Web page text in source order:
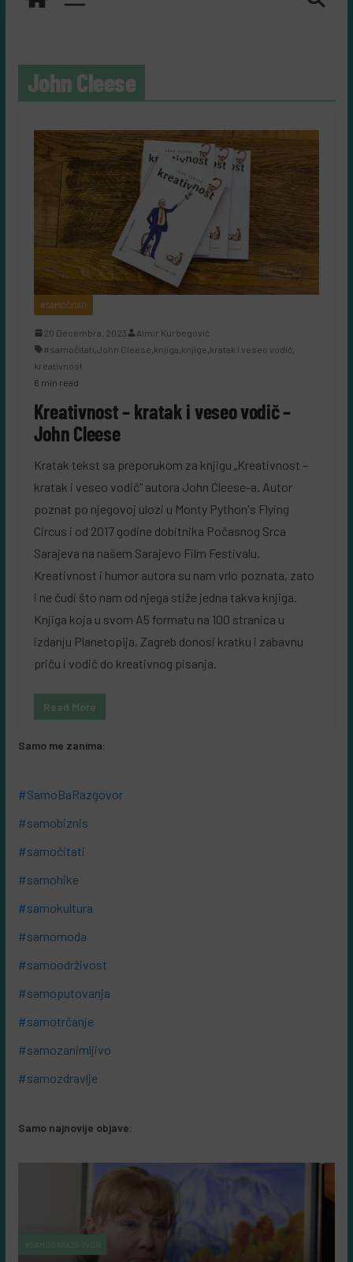
John Cleese
#SAMOČITATI
20 Decembra, 2023
Almir Kurbegović
#samočitati John Cleese knjiga knjige kratak i veseo vodič
kreativnost
6 min read
Kreativnost – kratak i veseo vodič –
John Cleese
Kratak tekst sa preporukom za knjigu „Kreativnost –
kratak i veseo vodič“ autora John Cleese-a. Autor
poznat po njegovoj ulozi u Monty Python's Flying
Circus i od 2017 godine dobitnika Počasnog Srca
Sarajeva na našem Sarajevo Film Festivalu.
Kreativnost i humor autora su nam vrlo poznata, zato
i ne čudi što nam od njega stiže jedna takva knjiga.
Knjiga koja u svom A5 formatu na 100 stranica u
izdanju Planetopija, Zagreb donosi kratku i zabavnu
priču i vodič do kreativnog pisanja.
Read More
Samo me zanima:
#SamoBaRazgovor
#samobiznis
#samočitati
#samohike
#samokultura
#samomoda
#samoodrživost
#samoputovanja
#samotrčanje
#samozanimljivo
#samozdravlje
Samo najnovije objave: